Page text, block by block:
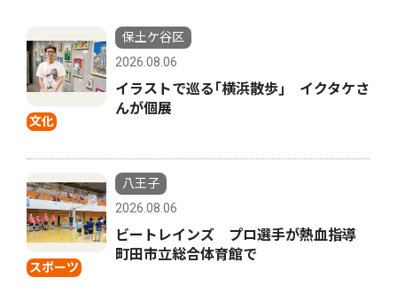
文化
保土ケ谷区
2026.08.06
イラストで巡る｢横浜散歩｣ イクタケさ
んが個展
スポーツ
八王子
2026.08.06
ビートレインズ プロ選手が熱血指導
町田市立総合体育館で